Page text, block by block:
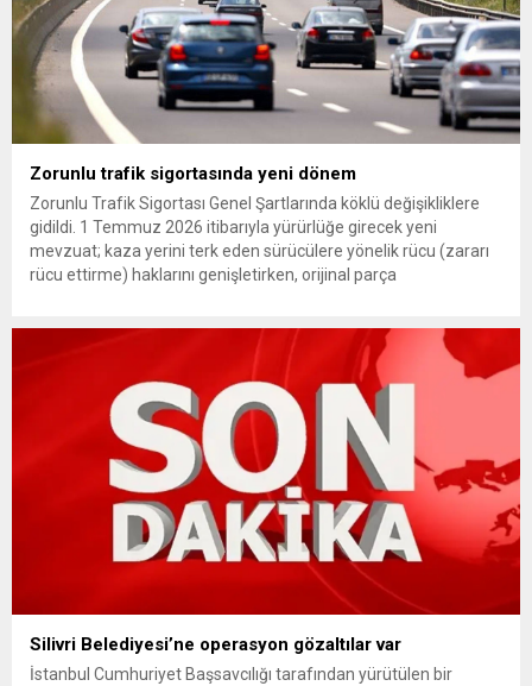
Zorunlu trafik sigortasında yeni dönem
Zorunlu Trafik Sigortası Genel Şartlarında köklü değişikliklere
gidildi. 1 Temmuz 2026 itibarıyla yürürlüğe girecek yeni
mevzuat; kaza yerini terk eden sürücülere yönelik rücu (zararı
rücu ettirme) haklarını genişletirken, orijinal parça
getiriyor. Hazine Müsteşarlığına bağlı ilgili kurumlarca...
Silivri Belediyesi’ne operasyon gözaltılar var
İstanbul Cumhuriyet Başsavcılığı tarafından yürütülen bir